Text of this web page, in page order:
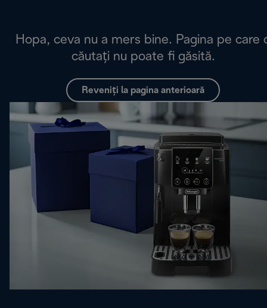
Hopa, ceva nu a mers bine. Pagina pe care
căutați nu poate fi găsită.
Reveniți la pagina anterioară